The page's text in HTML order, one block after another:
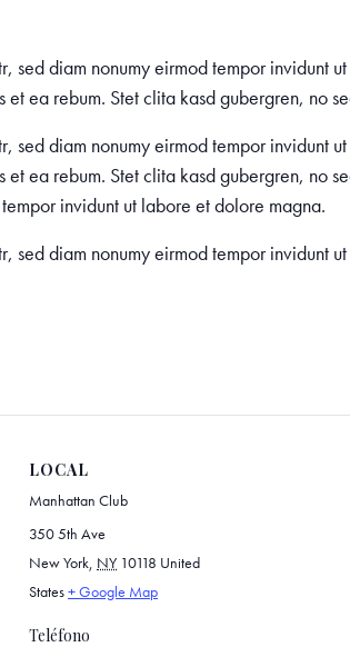
sed diam nonumy eirmod tempor invidunt
ea rebum. Stet clita kasd gubergren, no
sed diam nonumy eirmod tempor invidunt
ea rebum. Stet clita kasd gubergren, no
invidunt ut labore et dolore magna.
sed diam nonumy eirmod tempor invidunt
LOCAL
Manhattan Club
350 5th Ave
New York, NY 10118 United
States+ Google Map
Teléfono